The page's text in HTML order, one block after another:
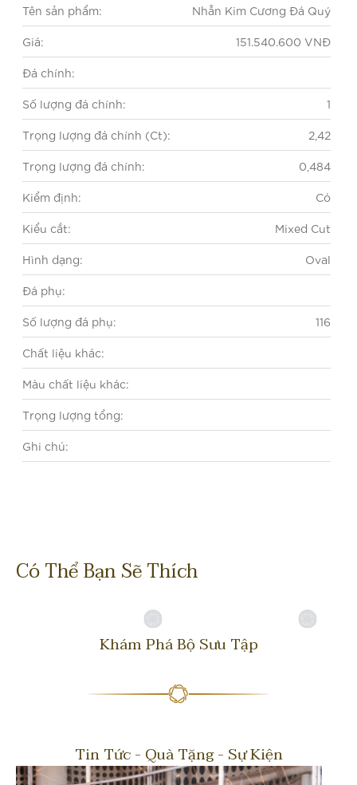
Tên sản phẩm: Nhẫn Kim Cương Đá Quý
Giá: 151.540.600 VNĐ
Đá chính:
Số lượng đá chính: 1
Trọng lượng đá chính (Ct): 2,42
Trọng lượng đá chính: 0,484
Kiểm định: Có
Kiểu cắt: Mixed Cut
Hình dạng: Oval
Đá phụ:
Số lượng đá phụ: 116
Chất liệu khác:
Màu chất liệu khác:
Trọng lượng tổng:
Ghi chú:
Có Thể Bạn Sẽ Thích
Khám Phá Bộ Sưu Tập
Tin Tức - Quà Tặng - Sự Kiện